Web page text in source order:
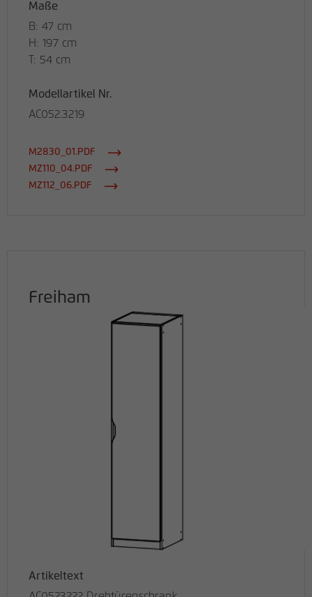
Maße
B: 47 cm
H: 197 cm
T: 54 cm
Modellartikel Nr.
AC052.3219
M2830_01.PDF
MZ110_04.PDF
MZ112_06.PDF
Freiham
Artikeltext